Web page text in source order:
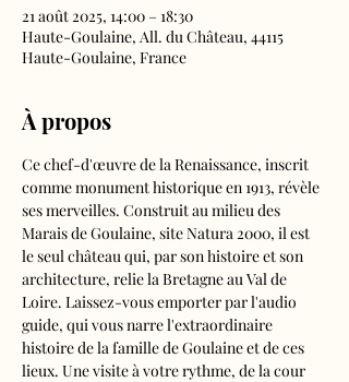
21 août 2025, 14:00 – 18:30
Haute-Goulaine, All. du Château, 44115
Haute-Goulaine, France
À propos
Ce chef-d'œuvre de la Renaissance, inscrit
comme monument historique en 1913, révèle
ses merveilles. Construit au milieu des
Marais de Goulaine, site Natura 2000, il est
le seul château qui, par son histoire et son
architecture, relie la Bretagne au Val de
Loire. Laissez-vous emporter par l'audio
guide, qui vous narre l'extraordinaire
histoire de la famille de Goulaine et de ces
lieux. Une visite à votre rythme, de la cour